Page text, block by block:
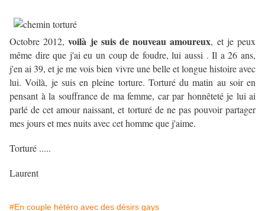
Octobre 2012,voilà je suis de nouveau amoureux, et je peux
même dire que j'ai eu un coup de foudre, lui aussi . Il a 26 ans,
j'en ai 39, et je me vois bien vivre une belle et longue histoire avec
lui. Voilà, je suis en pleine torture. Torturé du matin au soir en
pensant à la souffrance de ma femme, car par honnêteté je lui ai
parlé de cet amour naissant, et torturé de ne pas pouvoir partager
mes jours et mes nuits avec cet homme que j'aime.
Torturé .....
Laurent
#En couple hétéro avec des désirs gays